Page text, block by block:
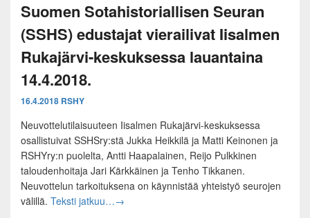
Suomen Sotahistoriallisen Seuran
(SSHS) edustajat vierailivat Iisalmen
Rukajärvi-keskuksessa lauantaina
14.4.2018.
16.4.2018 RSHY
Neuvottelutilaisuuteen Iisalmen Rukajärvi-keskuksessa
osallistuivat SSHSry:stä Jukka Heikkilä ja Matti Keinonen ja
RSHYry:n puolelta, Antti Haapalainen, Reijo Pulkkinen
taloudenhoitaja Jari Kärkkäinen ja Tenho Tikkanen.
Neuvottelun tarkoituksena on käynnistää yhteistyö seurojen
välillä. Teksti jatkuu…Suomen Sotahistoriallisen Seuran (SSHS)
→